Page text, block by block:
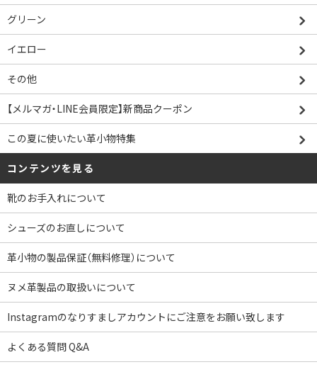
グリーン
イエロー
その他
【メルマガ・LINE会員限定】新商品クーポン
この夏に使いたい革小物特集
コンテンツを見る
靴のお手入れについて
シューズのお直しについて
革小物の製品保証（無料修理）について
ヌメ革製品の取扱いについて
Instagramのなりすましアカウントにご注意をお願い致します
よくある質問 Q&A